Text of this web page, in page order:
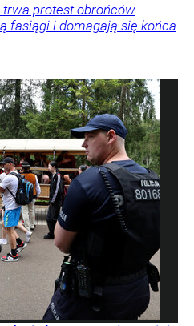
trwa protest obrońców
fasiągi i domagają się końca